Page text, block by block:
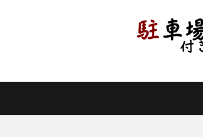
岐阜県 静岡県
鳥取県
鹿児島県
沖縄県